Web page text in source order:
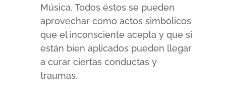
Música. Todos éstos se pueden
aprovechar como actos simbólicos
que el inconsciente acepta y que si
están bien aplicados pueden llegar
a curar ciertas conductas y
traumas.